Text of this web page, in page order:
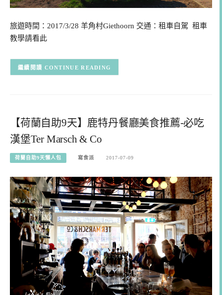
旅遊時間：2017/3/28 羊角村Giethoorn 交通：租車自駕 租車
教學請看此
CONTINUE READING
【荷蘭自助9天】鹿特丹餐廳美食推薦-必吃
漢堡Ter Marsch & Co
荷蘭自助9天懶人包 寫食派 2017-07-09